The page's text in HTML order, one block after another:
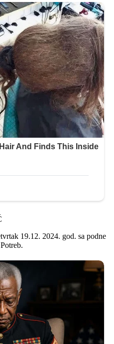
19.12. 2024. god. sa podne